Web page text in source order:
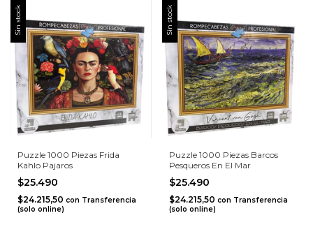
Sin stock
Puzzle 1000 Piezas Frida
Kahlo Pajaros
$25.490
$24.215,50 con Transferencia
(solo online)
Sin stock
Puzzle 1000 Piezas Barcos
Pesqueros En El Mar
$25.490
$24.215,50 con Transferencia
(solo online)